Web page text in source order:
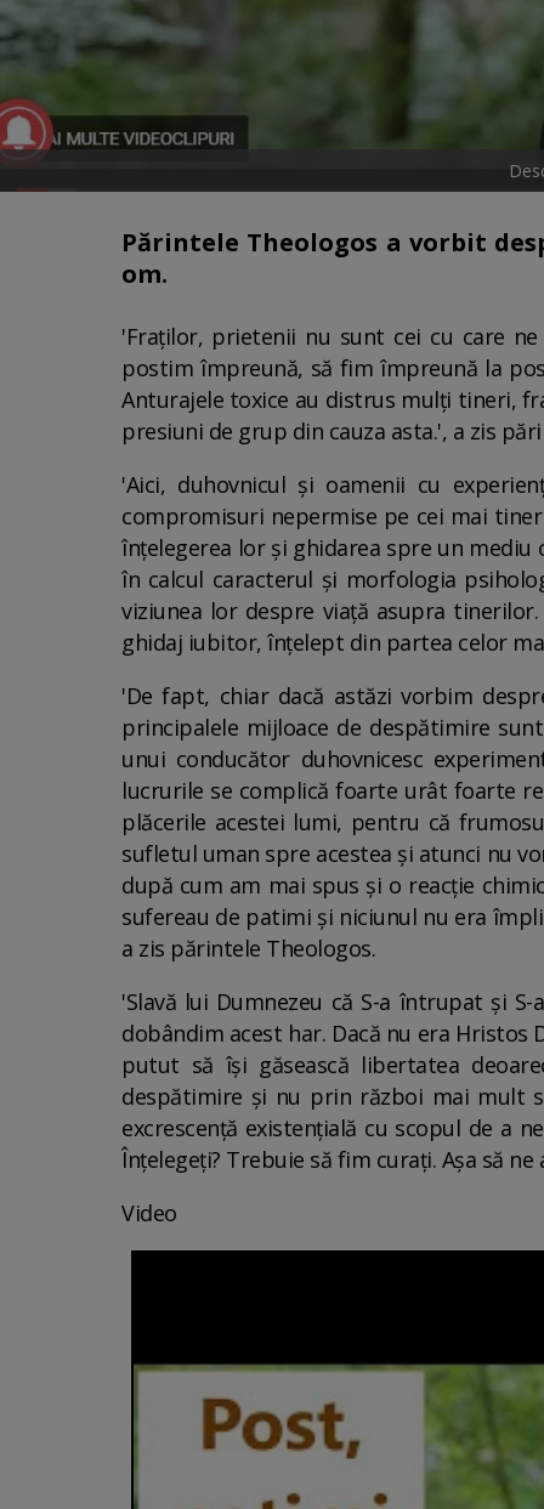
Părintele Theologos a vorbit
om.
'Fraților, prietenii nu sunt cei cu care
postim împreună, să fim împreună la
Anturajele toxice au distrus mulți tineri,
presiuni de grup din cauza asta.', a zis
'Aici, duhovnicul și oamenii cu
compromisuri nepermise pe cei mai
înțelegerea lor și ghidarea spre un mediu
în calcul caracterul și morfologia
viziunea lor despre viață asupra
ghidaj iubitor, înțelept din partea celor
'De fapt, chiar dacă astăzi vorbim
principalele mijloace de despătimire
unui conducător duhovnicesc
lucrurile se complică foarte urât foarte
plăcerile acestei lumi, pentru că
sufletul uman spre acestea și atunci nu
după cum am mai spus și o reacție
sufereau de patimi și niciunul nu era
a zis părintele Theologos.
'Slavă lui Dumnezeu că S-a întrupat și
dobândim acest har. Dacă nu era
putut să își găsească libertatea
despătimire și nu prin război mai mult
excrescență existențială cu scopul de a
Înțelegeți? Trebuie să fim curați. Așa să
Video